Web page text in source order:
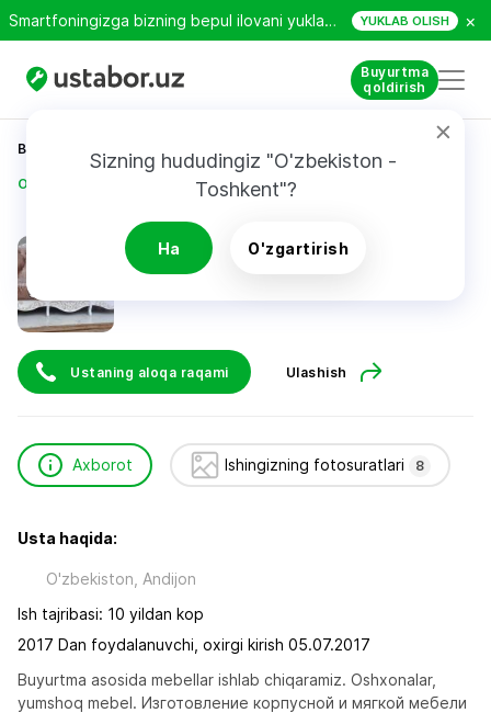
Smartfoningizga bizning bepul ilovani yuklab oling! YUKLAB OLISH ×
Buyurtma
qoldirish
Sizning hududingiz "O'zbekiston -
Toshkent"?
Ha O'zgartirish
Bosh sahifa
Odiljon Ahmadaliyev
Odiljon Ahmadaliyev
Ustaning aloqa raqami Ulashish
Axborot Ishingizning fotosuratlari 8
Usta haqida:
O'zbekiston, Andijon
Ish tajribasi: 10 yildan kop
2017 Dan foydalanuvchi, oxirgi kirish 05.07.2017
Buyurtma asosida mebellar ishlab chiqaramiz. Oshxonalar,
yumshoq mebel. Изготовление корпусной и мягкой мебели